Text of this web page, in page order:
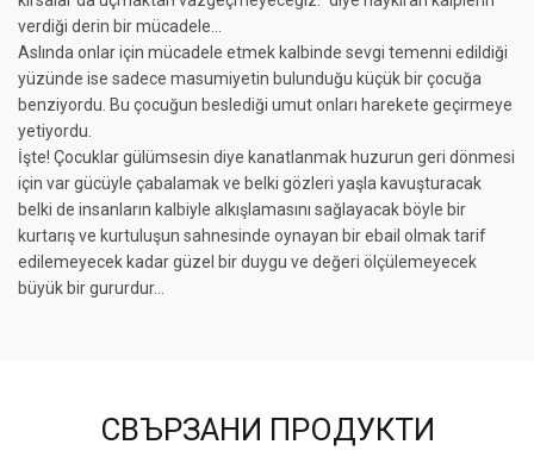
verdiği derin bir mücadele…
Aslında onlar için mücadele etmek kalbinde sevgi temenni edildiği
yüzünde ise sadece masumiyetin bulunduğu küçük bir çocuğa
benziyordu. Bu çocuğun beslediği umut onları harekete geçirmeye
yetiyordu.
İşte! Çocuklar gülümsesin diye kanatlanmak huzurun geri dönmesi
için var gücüyle çabalamak ve belki gözleri yaşla kavuşturacak
belki de insanların kalbiyle alkışlamasını sağlayacak böyle bir
kurtarış ve kurtuluşun sahnesinde oynayan bir ebail olmak tarif
edilemeyecek kadar güzel bir duygu ve değeri ölçülemeyecek
büyük bir gururdur…
СВЪРЗАНИ ПРОДУКТИ